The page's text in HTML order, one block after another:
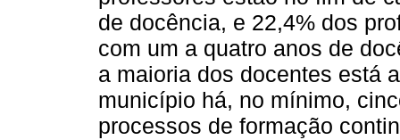
de docência, e 22,4% dos
com um a quatro anos de
a maioria dos docentes está
município há, no mínimo,
processos de formação